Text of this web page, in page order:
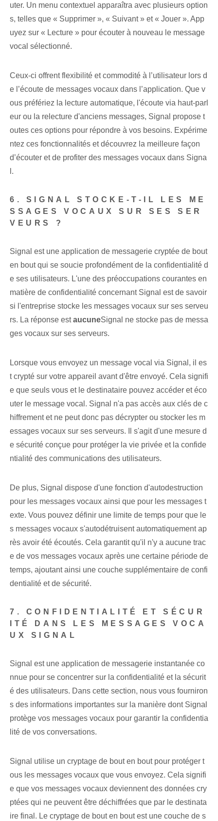
uter. Un menu contextuel apparaîtra avec plusieurs option
s, telles que « Supprimer », « Suivant » et « Jouer ». App
uyez sur « Lecture » ​​pour écouter à nouveau le message
vocal sélectionné.
Ceux-ci offrent flexibilité et commodité à l’utilisateur lors d
e l’écoute de messages vocaux dans l’application. Que v
ous préfériez la lecture automatique, l'écoute via haut-parl
eur ou la relecture d'anciens messages, Signal propose t
outes ces options pour répondre à vos besoins. Expérime
ntez ces fonctionnalités et découvrez la meilleure façon
d’écouter et de profiter des messages vocaux dans Signa
l.
6. SIGNAL STOCKE-T-IL LES ME
SSAGES VOCAUX SUR SES SER
VEURS ?
Signal est une application de messagerie cryptée de bout
en bout qui se soucie profondément de la confidentialité d
e ses utilisateurs. L'une des préoccupations courantes en
matière de confidentialité concernant Signal est de savoir
si l'entreprise stocke les messages vocaux sur ses serveu
rs. La réponse estaucuneSignal ne stocke pas de messa
ges vocaux sur ses serveurs.
Lorsque vous envoyez un message vocal via Signal, il es
t crypté sur votre appareil avant d'être envoyé. Cela signifi
e que seuls vous et le destinataire pouvez accéder et éco
uter le message vocal. Signal n'a pas accès aux clés de c
hiffrement et ne peut donc pas décrypter ou stocker les m
essages vocaux sur ses serveurs. Il s'agit d'une mesure d
e sécurité conçue pour protéger la vie privée et la confide
ntialité des communications des utilisateurs.
De plus, Signal dispose d'une fonction d'autodestruction
pour les messages vocaux ainsi que pour les messages t
exte. Vous pouvez définir une limite de temps pour que le
s messages vocaux s'autodétruisent automatiquement ap
rès avoir été écoutés. Cela garantit qu'il n'y a aucune trac
e de vos messages vocaux après une certaine période de
temps, ajoutant ainsi une couche supplémentaire de confi
dentialité et de sécurité.
7. CONFIDENTIALITÉ ET SÉCUR
ITÉ DANS LES MESSAGES VOCA
UX SIGNAL
Signal est une application de messagerie instantanée co
nnue pour se concentrer sur la confidentialité et la sécurit
é des utilisateurs. Dans cette section, nous vous fourniron
s des informations importantes sur la manière dont Signal
protège vos messages vocaux pour garantir la confidentia
lité de vos conversations.
Signal utilise un cryptage de bout en bout pour protéger t
ous les messages vocaux que vous envoyez. Cela signifi
e que vos messages vocaux deviennent des données cry
ptées qui ne peuvent être déchiffrées que par le destinata
ire final. Le cryptage de bout en bout est une couche de s